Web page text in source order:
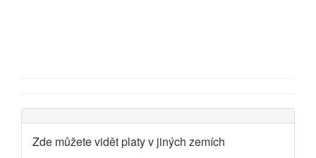
Zde můžete vidět platy v jiných zemích